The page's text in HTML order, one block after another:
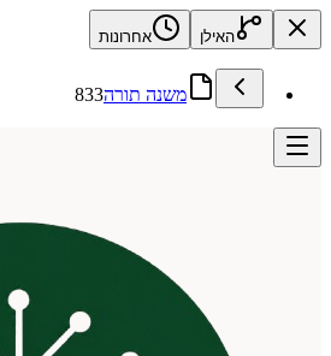
האילן אחרונות
משנה תורה833